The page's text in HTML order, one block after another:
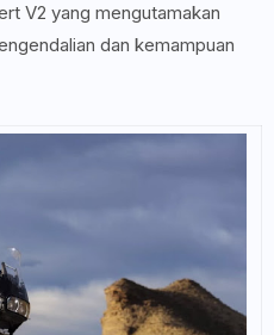
V2 yang mengutamakan
dan kemampuan